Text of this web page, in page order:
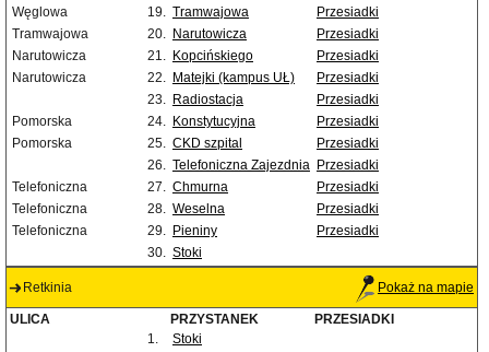
Węglowa
19. Tramwajowa
Przesiadki
Tramwajowa
20. Narutowicza
Przesiadki
Narutowicza
21. Kopcińskiego
Przesiadki
Narutowicza
22. Matejki (kampus UŁ)
Przesiadki
23. Radiostacja
Przesiadki
Pomorska
24. Konstytucyjna
Przesiadki
Pomorska
25. CKD szpital
Przesiadki
26. Telefoniczna Zajezdnia Przesiadki
Telefoniczna
27. Chmurna
Przesiadki
Telefoniczna
28. Weselna
Przesiadki
Telefoniczna
29. Pieniny
Przesiadki
30. Stoki
Retkinia Pokaż na mapie
ULICA PRZYSTANEK
PRZESIADKI
1.
Stoki